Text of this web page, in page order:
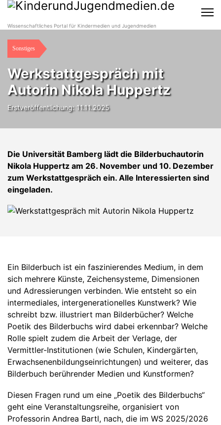
Wissenschaftliches Portal für Kindermedien und Jugendmedien
Sonstiges
Werkstattgespräch mit
Autorin Nikola Huppertz
Erstveröffentlichung: 11.11.2025
Die Universität Bamberg lädt die Bilderbuchautorin
Nikola Huppertz am 26. November und 10. Dezember
zum Werkstattgespräch ein. Alle Interessierten sind
eingeladen.
Ein Bilderbuch ist ein faszinierendes Medium, in dem
sich mehrere Künste, Zeichensysteme, Dimensionen
und Adressierungen verbinden. Wie entsteht so ein
intermediales, intergenerationelles Kunstwerk? Wie
schreibt bzw. illustriert man Bilderbücher? Welche
Poetik des Bilderbuchs wird dabei erkennbar? Welche
Rolle spielt zudem die Arbeit der Verlage, der
Vermittler-Institutionen (wie Schulen, Kindergärten,
Erwachsenenbildungseinrichtungen) und weiterer, das
Bilderbuch berührender Medien und Kunstformen?
Diesen Fragen rund um eine „Poetik des Bilderbuchs“
geht eine Veranstaltungsreihe, organisiert von
Professorin Andrea Bartl, nach, die im WS 2025/2026